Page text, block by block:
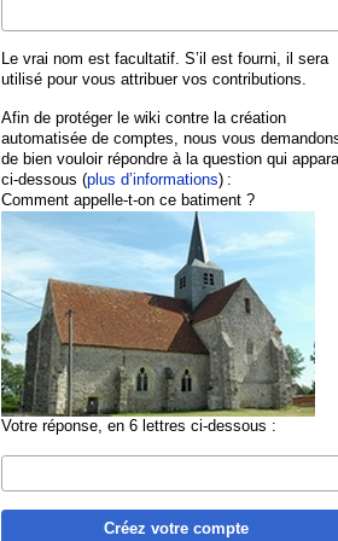
Le vrai nom est facultatif. S’il est fourni, il sera
utilisé pour vous attribuer vos contributions.
Afin de protéger le wiki contre la création
automatisée de comptes, nous vous
de bien vouloir répondre à la question qui
ci-dessous (plus d’informations) :
Comment appelle-t-on ce batiment ?
Votre réponse, en 6 lettres ci-dessous :
Créez votre compte